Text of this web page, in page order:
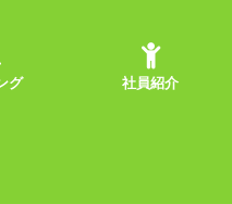
グ 社員紹介